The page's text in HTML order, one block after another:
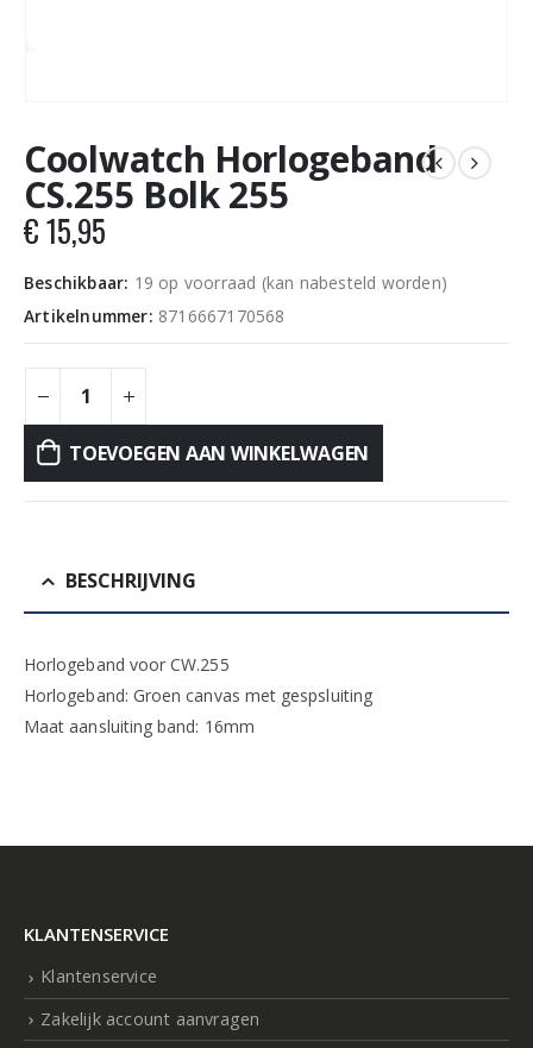
Coolwatch Horlogeband
CS.255 Bolk 255
€15,95
Beschikbaar: 19 op voorraad (kan nabesteld worden)
Artikelnummer: 8716667170568
TOEVOEGEN AAN WINKELWAGEN
BESCHRIJVING
Horlogeband voor CW.255
Horlogeband: Groen canvas met gespsluiting
Maat aansluiting band: 16mm
KLANTENSERVICE
Klantenservice
Zakelijk account aanvragen